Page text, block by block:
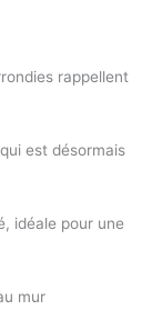
rappellent
est désormais
idéale pour une
mur